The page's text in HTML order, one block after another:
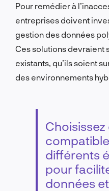
Pour remédier à
entreprises doivent
gestion des données
Ces solutions devraient
existants, qu’ils soient
des environnements
différents
pour
données